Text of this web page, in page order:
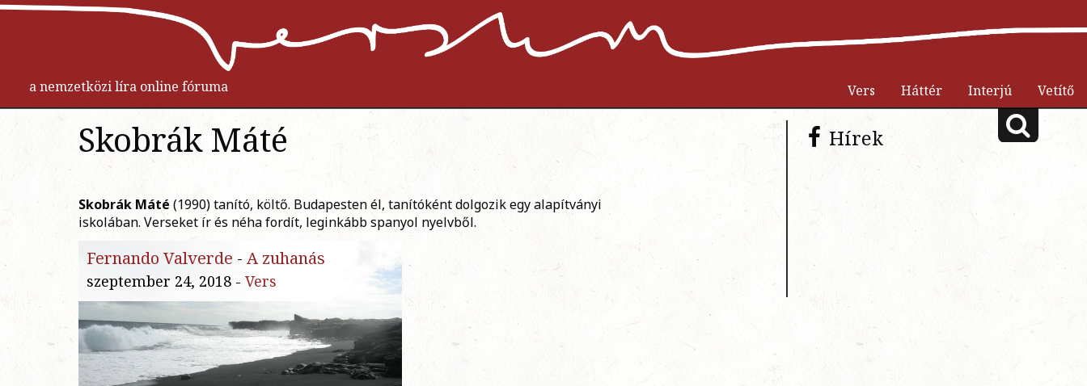
a nemzetközi líra online fóruma Vers Háttér Interjú Vetítő
Skobrák Máté
Skobrák Máté (1990) tanító, költő. Budapesten él, tanítóként dolgozik egy alapítványi
iskolában. Verseket ír és néha fordít, leginkább spanyol nyelvből.
Fernando Valverde - A zuhanás
szeptember 24, 2018 - Vers
Hírek